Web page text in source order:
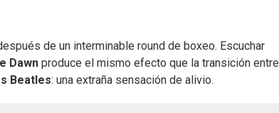
de un interminable round de boxeo. Escuchar
Dawn produce el mismo efecto que la transición entre
Beatles: una extraña sensación de alivio.